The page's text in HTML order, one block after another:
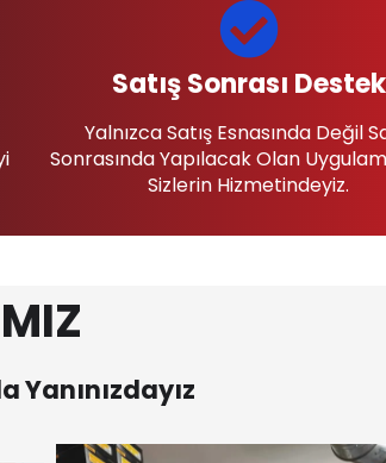
Satış Sonrası Destek
Yalnızca Satış Esnasında Değil
Sonrasında Yapılacak Olan
Sizlerin Hizmetindeyiz.
Yanınızdayız